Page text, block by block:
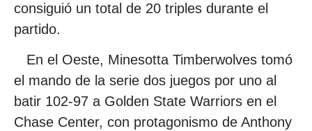
consiguió un total de 20 triples durante el
partido.
En el Oeste, Minesotta Timberwolves tomó
el mando de la serie dos juegos por uno al
batir 102-97 a Golden State Warriors en el
Chase Center, con protagonismo de Anthony